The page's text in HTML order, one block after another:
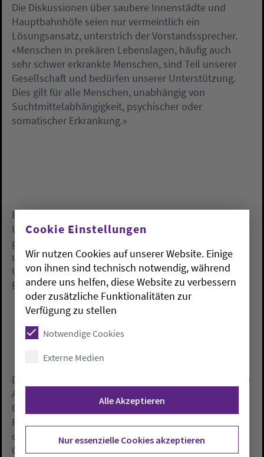
Die Diskussionen über saubere Innenstädte und
Hauptbahnhöfe seien nur vermeintlich ein
Lösungsansatz, unterstrich der Vorstandssprecher.
«Menschen in prekären Lebenslagen, häufig auch
sehr schwer erkrankte Menschen, sind Teil unserer
Gesellschaft und bedürfen unserer Unterstützung.
Dies gilt für alle Menschen, unabhängig von
Suchtmittelabhängigkeit, psychischer oder
somatischer Erkrankung.»
Eine reine Vertreibungspolitik werde den
Unterstützungsbedarfen dieser Menschen nicht
gerecht. Nötig seien «akzeptierte Toleranzflächen»
und Orte, an denen sie sich aufhalten und soziale
Unterstützung sowie medizinische Versorgung und
Beratung erhalten könnten.
Der von der Bundesregierung angekündigte nationale
Aktionsplan zur Überwindung von Wohnungs- und
Obdachlosigkeit bis 2030 sei ein Schritt in die richtige
Richtung, sagte Röhr. Die soziale Ausgrenzung auf
dem Wohnungsmarkt, in Arbeit, Bildung, und
Gesundheit müsse beendet werden. «Ein nationaler
Cookie Einstellungen
Wir nutzen Cookies auf unserer Website. Einige
von ihnen sind technisch notwendig, während
andere uns helfen, diese Website zu verbessern
oder zusätzliche Funktionalitäten zur
Verfügung zu stellen
Notwendige Cookies
Externe Medien
Alle Akzeptieren
Nur essenzielle Cookies akzeptieren